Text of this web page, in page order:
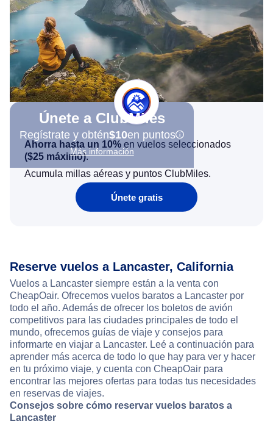
Únete a ClubMiles
Regístrate y obtén$10en puntos
Más información
Ahorra hasta un 10% en vuelos seleccionados
($25 máximo).
Acumula millas aéreas y puntos ClubMiles.
Únete gratis
Reserve vuelos a Lancaster, California
Vuelos a Lancaster siempre están a la venta con
CheapOair. Ofrecemos vuelos baratos a Lancaster por
todo el año. Además de ofrecer los boletos de avión
competitivos para las ciudades principales de todo el
mundo, ofrecemos guías de viaje y consejos para
informarte en viajar a Lancaster. Leé a continuación para
aprender más acerca de todo lo que hay para ver y hacer
en tu próximo viaje, y cuenta con CheapOair para
encontrar las mejores ofertas para todas tus necesidades
en reservas de viajes.
Consejos sobre cómo reservar vuelos baratos a
Lancaster